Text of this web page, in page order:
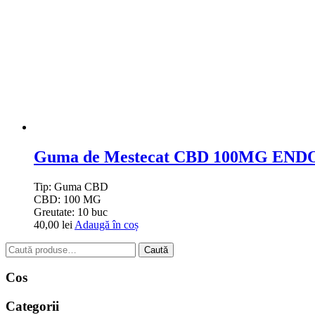
Guma de Mestecat CBD 100MG
Tip: Guma CBD
CBD: 100 MG
Greutate: 10 buc
40,00 lei Adaugă în coș
Caută
după:
Caută
Cos
Categorii